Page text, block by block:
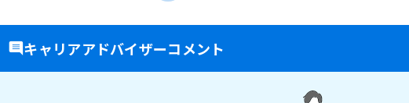
キャリアアドバイザーコメント